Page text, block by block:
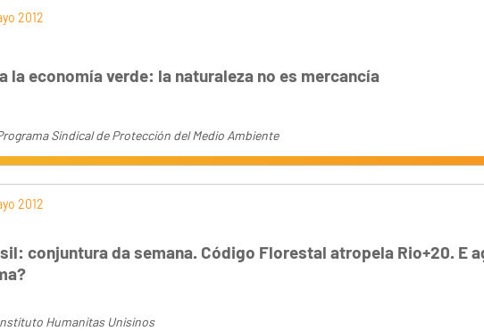
2012
la economía verde: la naturaleza no es mercancía
Sindical de Protección del Medio Ambiente
2012
conjuntura da semana. Código Florestal atropela Rio+20. E
Humanitas Unisinos